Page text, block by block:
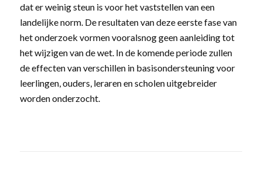
dat er weinig steun is voor het vaststellen van een
landelijke norm. De resultaten van deze eerste fase van
het onderzoek vormen vooralsnog geen aanleiding tot
het wijzigen van de wet. In de komende periode zullen
de effecten van verschillen in basisondersteuning voor
leerlingen, ouders, leraren en scholen uitgebreider
worden onderzocht.